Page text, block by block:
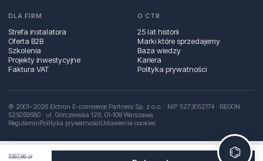
1087,96 zł
DLA FIRM
Strefa instalatora
Oferta B2B
Szkolenia
Projekty inwestycyjne
Faktura VAT
O CTR
25 lat historii
Marki które sprzedajemy
Baza wiedzy
Kariera
Polityka prywatności
© 2001–2026 Elctron E-commerce Partners Sp. z o.o. · NIP 5273052174 · REGON
525059580 · ul. Górczewska 129, 01‑109 Warszawa
RegulaminPolityka prywatnościUstawienia cookies
⌬